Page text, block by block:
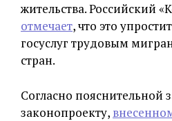
жительства. Российский
отмечает, что это
госуслуг трудовым
стран.
Согласно пояснительной
законопроекту,